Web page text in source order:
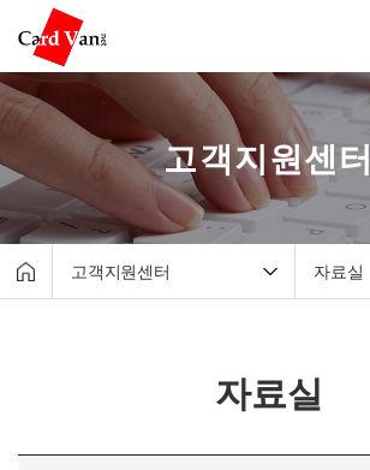
고객지원센터
고객지원센터 자료실
자료실
자료실